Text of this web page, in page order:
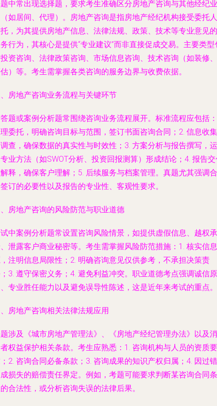
中常出现选择题，要求考生准确区分房地产咨询与其他经纪业
如居间、代理）。房地产咨询是指房地产经纪机构接受委托人
，为其提供房地产信息、法律法规、政策、技术等专业意见的
行为，其核心是提供“专业建议”而非直接促成交易。主要类型
资咨询、法律政策咨询、市场信息咨询、技术咨询（如装修、
）等。考生需掌握各类咨询的服务边界与收费依据。
房地产咨询业务流程与关键环节
题或案例分析题常围绕咨询业务流程展开。标准流程应包括
委托，明确咨询目标与范围，签订书面咨询合同；2. 信息收集
查，确保数据的真实性与时效性；3. 方案分析与报告撰写，运
业方法（如SWOT分析、投资回报测算）形成结论；4. 报告
释，确保客户理解；5. 后续服务与档案管理。真题尤其强调合
订的必要性以及报告的专业性、客观性要求。
房地产咨询的风险防范与职业道德
中案例分析题常设置咨询风险情景，如提供虚假信息、越权承
泄露客户商业秘密等。考生需掌握风险防范措施：1. 核实信息
注明信息局限性；2. 明确咨询意见仅供参考，不承担决策责
3. 遵守保密义务；4. 避免利益冲突。职业道德考点强调诚信原
专业胜任能力以及避免误导性陈述，这是近年来考试的重点。
房地产咨询相关法律法规应用
涉及《城市房地产管理法》、《房地产经纪管理办法》以及消
权益保护相关条款。考生应熟悉：1. 咨询机构与人员的资质要
2. 咨询合同必备条款；3. 咨询成果的知识产权归属；4. 因过错
损失的赔偿责任界定。例如，考题可能要求判断某咨询合同条
合法性，或分析咨询失误的法律后果。